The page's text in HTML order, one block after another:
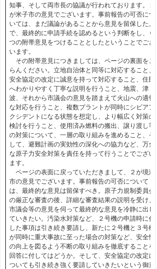
知事、そして両市長の協議が行われております。１
が米子市の意見でございます。事前報告の可否につ
いては、まだ議論があることから意見を留保した上
で、最終的に申請手続を認めるという判断をし、６
つの附帯意見をつけることとしたということでござ
います。
その附帯意見につきましては、ページの裏面をご
らんください。立地自治体と同等に対応すること、
安全協定の改定に誠意を持って対応すること、住民
へわかりやすく丁寧な説明を行うこと、地震、津
波、それから市議会の意見を踏まえて火山への適切
な対応を行うこと、複数プラントが同時にシビアア
クシデントになる状態を想定し、より幅広く対策の
検討を行うこと、使用済み燃料の搬出、譲り渡し等
の対策について、一層の取り組みを進めること、そ
して、避難計画の実効性の深化への協力など、万全
な原子力安全対策を責任を持って行うことでござい
ます。
ページの表面に戻っていただきまして、２が境港
市の意見でございます。事前報告の可否について
は、最終的な意見は留保すべき。原子力規制委員会
の厳正な審査の後、詳細な審査結果の説明を受け、
市議会等の意見を伺って最終的な意見を冷静に出し
ていきたい。汚染水対策など、２号機の申請時に付
した事項は引き続き要請し、新たに２号機と３号機
が同時に重大事故に至った場合の対策など、安全性
の向上を図るよう不断の取り組みを徹底することを
回答に付してはどうか。そして、安全協定の改定に
ついても引き続き強く要請していきたいという御意